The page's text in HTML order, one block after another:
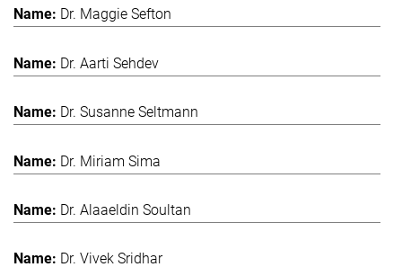
Dr. Maggie Sefton
Dr. Aarti Sehdev
Dr. Susanne Seltmann
Dr. Miriam Sima
Dr. Alaaeldin Soultan
Dr. Vivek Sridhar